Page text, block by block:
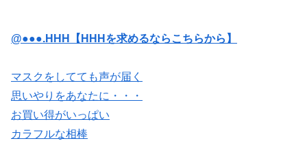
@●●●.HHH【HHHを求めるならこちらから】
マスクをしてても声が届く
思いやりをあなたに・・・
お買い得がいっぱい
カラフルな相棒